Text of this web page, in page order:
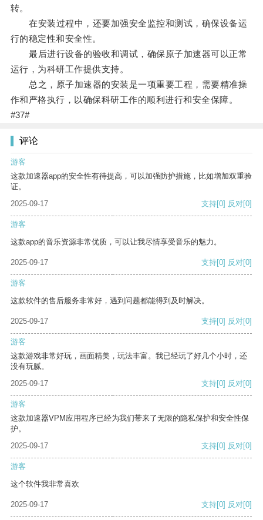
转。
在安装过程中，还要加强安全监控和测试，确保设备运
行的稳定性和安全性。
最后进行设备的验收和调试，确保原子加速器可以正常
运行，为科研工作提供支持。
总之，原子加速器的安装是一项重要工程，需要精准操
作和严格执行，以确保科研工作的顺利进行和安全保障。
#37#
评论
游客
这款加速器app的安全性有待提高，可以加强防护措施，比如增加双重验
证。
2025-09-17
支持[0] 反对[0]
游客
这款app的音乐资源非常优质，可以让我尽情享受音乐的魅力。
2025-09-17 支持[0] 反对[0]
游客
这款软件的售后服务非常好，遇到问题都能得到及时解决。
2025-09-17 支持[0] 反对[0]
游客
这款游戏非常好玩，画面精美，玩法丰富。我已经玩了好几个小时，还
没有玩腻。
2025-09-17
支持[0] 反对[0]
游客
这款加速器VPM应用程序已经为我们带来了无限的隐私保护和安全性保
护。
2025-09-17
支持[0] 反对[0]
游客
这个软件我非常喜欢
2025-09-17 支持[0] 反对[0]